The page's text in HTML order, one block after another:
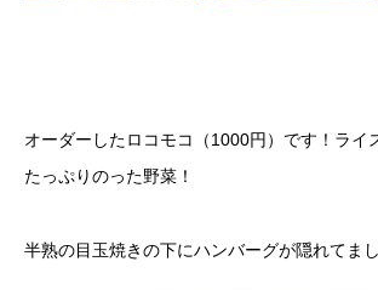
オーダーしたロコモコ（1000円）です！ライ
たっぷりのった野菜！
半熟の目玉焼きの下にハンバーグが隠れてまし